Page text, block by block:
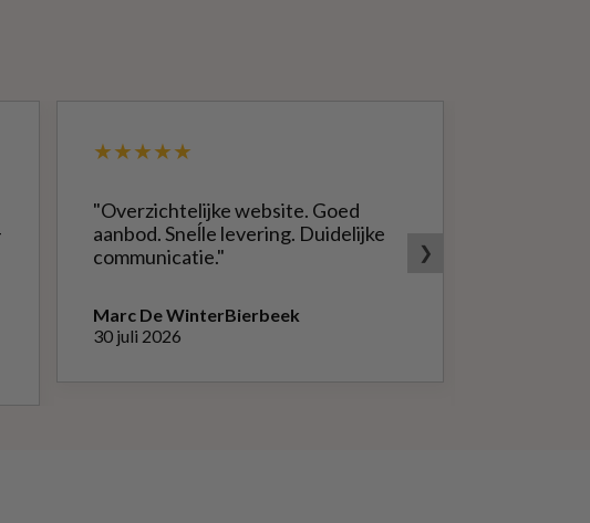
★★★★★
"Overzichtelijke website. Goed
aanbod. Sneĺle levering. Duidelijke
communicatie."
Marc De WinterBierbeek
30 juli 2026
❯